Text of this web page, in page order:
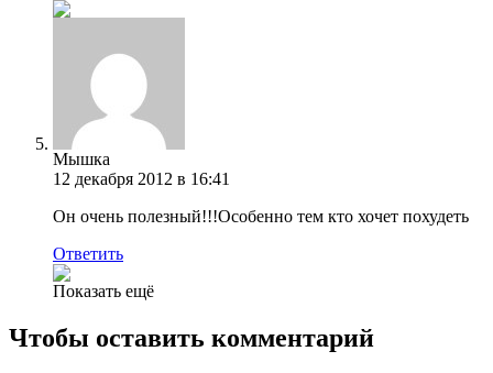
Мышка
12 декабря 2012 в 16:41
Он очень полезный!!!Особенно тем кто хочет похудеть
Ответить
Показать ещё
Чтобы оставить комментарий